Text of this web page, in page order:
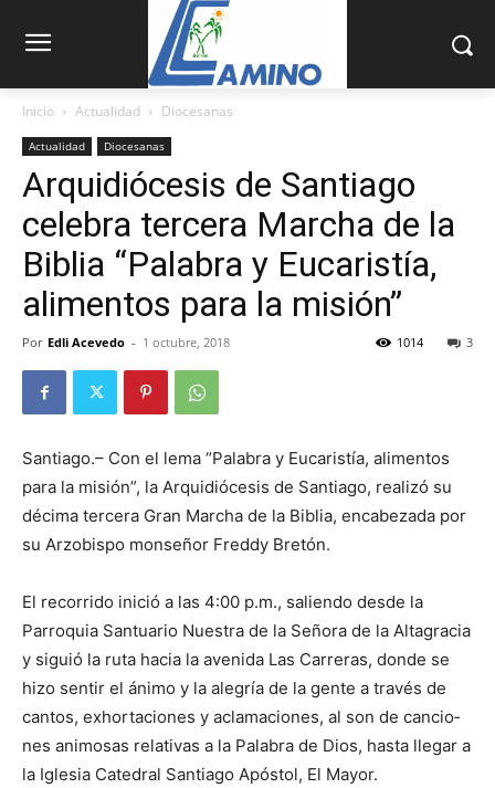
Inicio Actualidad Diocesanas
Actualidad Diocesanas
Arquidiócesis de Santiago
celebra tercera Marcha de la
Biblia “Palabra y Eucaristía,
alimentos para la misión”
Por Edli Acevedo - 1 octubre, 2018 3
1014
Santiago.– Con el lema “Palabra y Eucaristía, alimentos
para la misión”, la Arquidiócesis de Santiago, realizó su
décima tercera Gran Marcha de la Biblia, encabezada por
su Arzobispo monseñor Freddy Bretón.
El recorrido inició a las 4:00 p.m., saliendo desde la
Parroquia Santuario Nuestra de la Señora de la Altagracia
y siguió la ruta hacia la ave­nida Las Carreras, donde se
hizo sentir el ánimo y la alegría de la gente a través de
cantos, exhortaciones y aclamaciones, al son de cancio­
nes animosas relativas a la Palabra de Dios, hasta llegar a
la Iglesia Catedral Santiago Apóstol, El Mayor.